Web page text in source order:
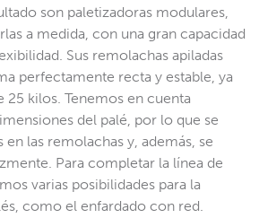
son paletizadoras modulares,
a medida, con una gran capacidad
Sus remolachas apiladas
perfectamente recta y estable, ya
25 kilos. Tenemos en cuenta
del palé, por lo que se
las remolachas y, además, se
Para completar la línea de
varias posibilidades para la
como el enfardado con red.